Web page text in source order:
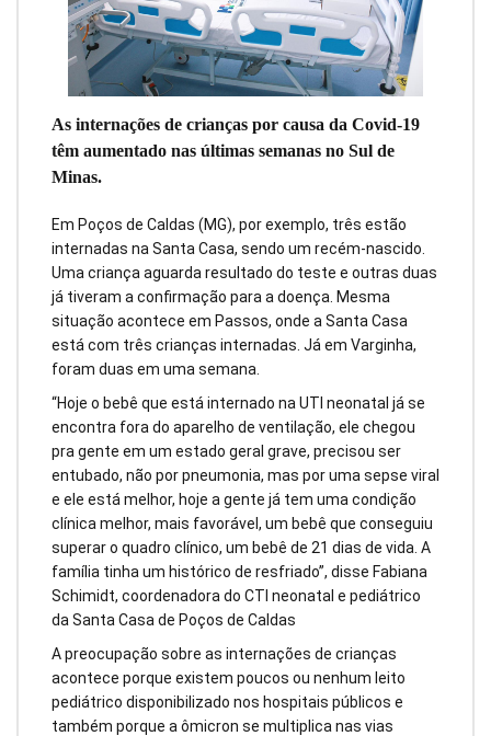
As internações de crianças por causa da Covid-19
têm aumentado nas últimas semanas no Sul de
Minas.
Em Poços de Caldas (MG), por exemplo, três estão
internadas na Santa Casa, sendo um recém-nascido.
Uma criança aguarda resultado do teste e outras duas
já tiveram a confirmação para a doença. Mesma
situação acontece em Passos, onde a Santa Casa
está com três crianças internadas. Já em Varginha,
foram duas em uma semana.
“Hoje o bebê que está internado na UTI neonatal já se
encontra fora do aparelho de ventilação, ele chegou
pra gente em um estado geral grave, precisou ser
entubado, não por pneumonia, mas por uma sepse viral
e ele está melhor, hoje a gente já tem uma condição
clínica melhor, mais favorável, um bebê que conseguiu
superar o quadro clínico, um bebê de 21 dias de vida. A
família tinha um histórico de resfriado”, disse Fabiana
Schimidt, coordenadora do CTI neonatal e pediátrico
da Santa Casa de Poços de Caldas
A preocupação sobre as internações de crianças
acontece porque existem poucos ou nenhum leito
pediátrico disponibilizado nos hospitais públicos e
também porque a ômicron se multiplica nas vias